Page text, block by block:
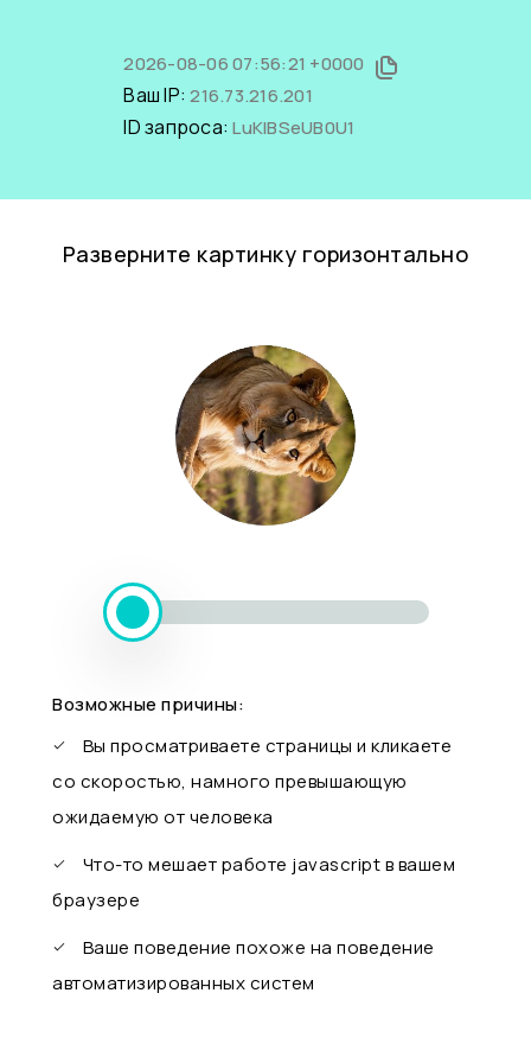
2026-08-06 07:56:21 +0000
Ваш IP:216.73.216.201
ID запроса:LuKIBSeUB0U1
Разверните картинку горизонтально
Возможные причины:
Вы просматриваете страницы и кликаете
со скоростью, намного превышающую
ожидаемую от человека
Что-то мешает работе javascript в вашем
браузере
Ваше поведение похоже на поведение
автоматизированных систем